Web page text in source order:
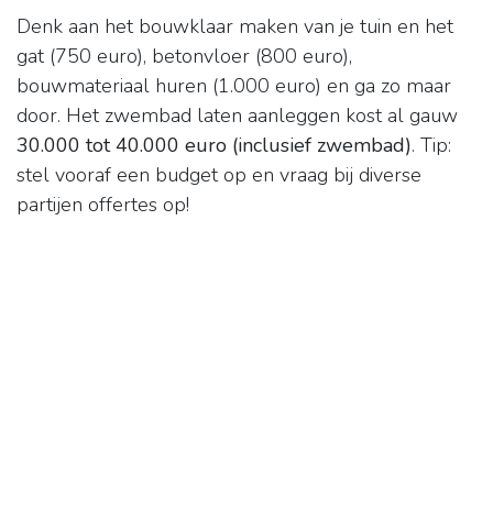
Denk aan het bouwklaar maken van je tuin en het
gat (750 euro), betonvloer (800 euro),
bouwmateriaal huren (1.000 euro) en ga zo maar
door. Het zwembad laten aanleggen kost al gauw
30.000 tot 40.000 euro (inclusief zwembad). Tip:
stel vooraf een budget op en vraag bij diverse
partijen offertes op!